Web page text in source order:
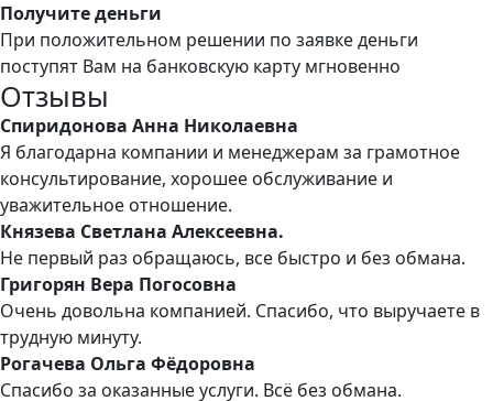
Получите деньги
При положительном решении по заявке деньги
поступят Вам на банковскую карту мгновенно
Отзывы
Спиридонова Анна Николаевна
Я благодарна компании и менеджерам за грамотное
консультирование, хорошее обслуживание и
уважительное отношение.
Князева Светлана Алексеевна.
Не первый раз обращаюсь, все быстро и без обмана.
Григорян Вера Погосовна
Очень довольна компанией. Спасибо, что выручаете в
трудную минуту.
Рогачева Ольга Фёдоровна
Спасибо за оказанные услуги. Всё без обмана.